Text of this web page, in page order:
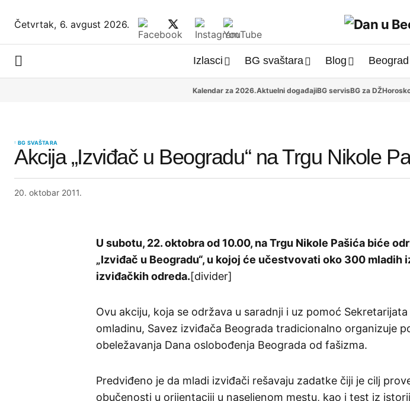
Četvrtak,6. avgust 2026.
Izlasci BG svaštara Blog Beograd
Kalendar za 2026.Aktuelni događajiBG servisBG za DŽ
BG SVAŠTARA
Akcija „Izviđač u Beogradu“ na Trgu Nikole
20. oktobar 2011.
U subotu, 22. oktobra od 10.00, na Trgu Nikole Pašića biće
„Izviđač u Beogradu“, u kojoj će učestvovati oko 300 mladih
izviđačkih odreda.[divider]
Ovu akciju, koja se održava u saradnji i uz pomoć
omladinu, Savez izviđača Beograda tradicionalno organizuje
obeležavanja Dana oslobođenja Beograda od fašizma.
Predviđeno je da mladi izviđači rešavaju zadatke čiji je cilj
obučenosti u orijentaciji u naseljenom mestu, kao i test iz